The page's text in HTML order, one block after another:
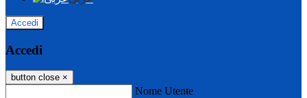
Accedi
Accedi
button close ×
Nome Utente